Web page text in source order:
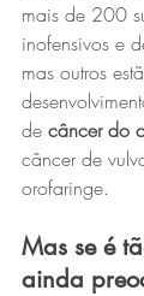
mais de 200
inofensivos e
mas outros
de câncer do
câncer de
orofaringe.
Mas se é
ainda